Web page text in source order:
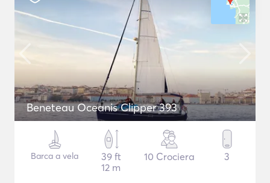
Beneteau Oceanis Clipper 393
Barca a vela
39 ft
12 m
10 Crociera 3